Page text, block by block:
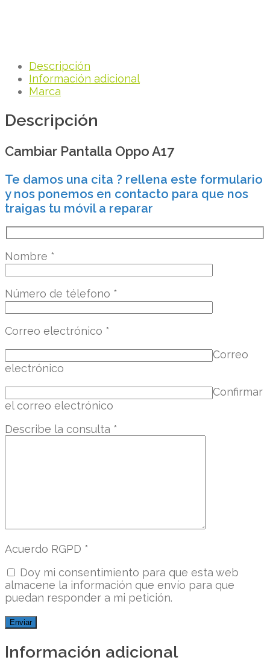
Descripción
Información adicional
Marca
Descripción
Cambiar Pantalla Oppo A17
Te damos una cita ? rellena este formulario
y nos ponemos en contacto para que nos
traigas tu móvil a reparar
Nombre *
Número de télefono *
Correo electrónico *
Correo
electrónico
Confirmar
el correo electrónico
Describe la consulta *
Acuerdo RGPD *
Doy mi consentimiento para que esta web
almacene la información que envío para que
puedan responder a mi petición.
Información adicional